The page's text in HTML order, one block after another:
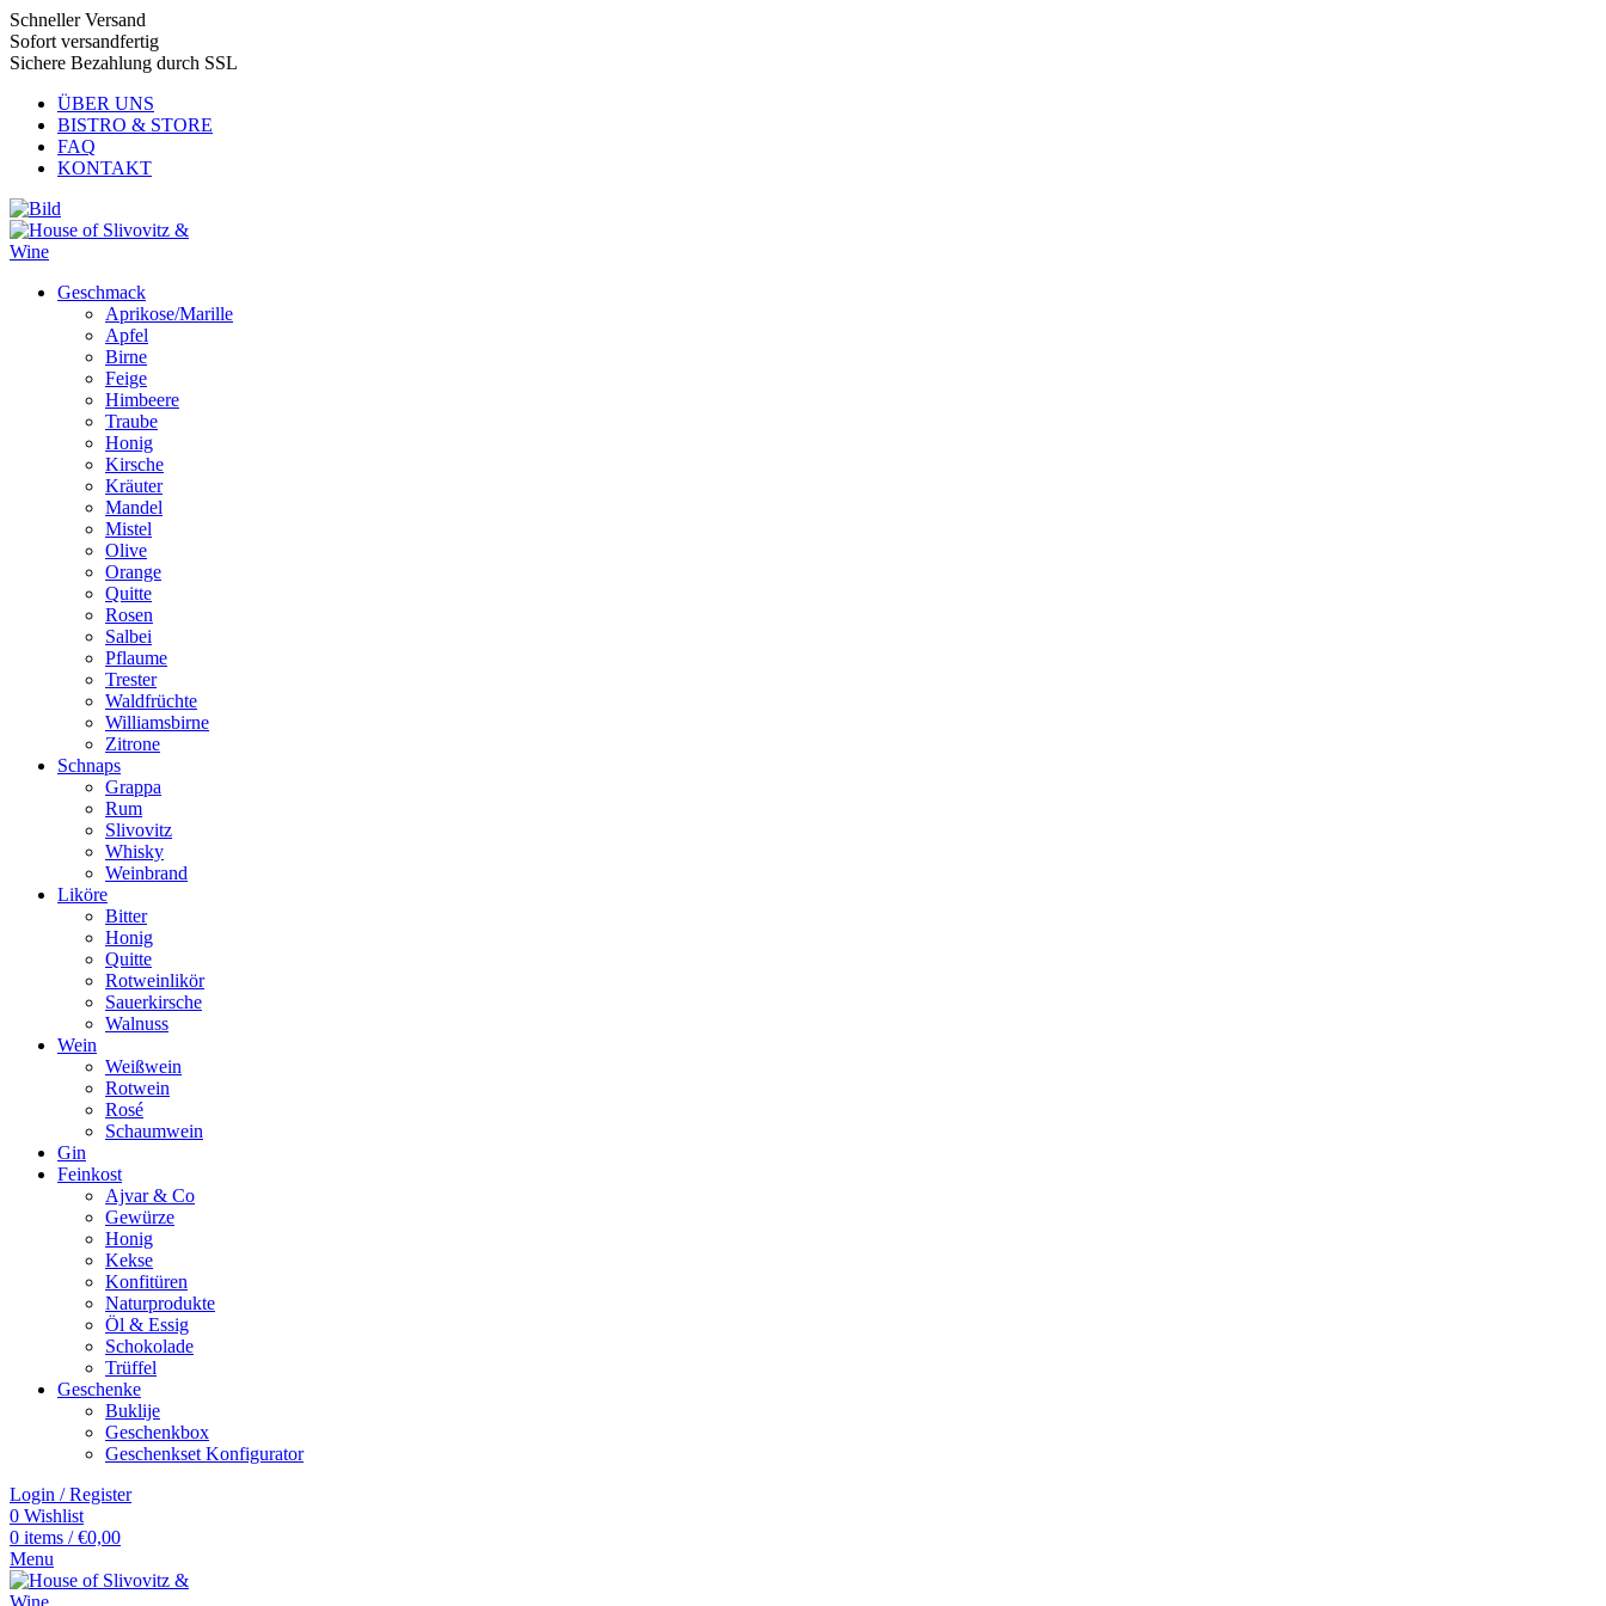
Schneller Versand
Sofort versandfertig
Sichere Bezahlung durch SSL
ÜBER UNS
BISTRO & STORE
FAQ
KONTAKT
Geschmack
Aprikose/Marille
Apfel
Birne
Feige
Himbeere
Traube
Honig
Kirsche
Kräuter
Mandel
Mistel
Olive
Orange
Quitte
Rosen
Salbei
Pflaume
Trester
Waldfrüchte
Williamsbirne
Zitrone
Schnaps
Grappa
Rum
Slivovitz
Whisky
Weinbrand
Liköre
Bitter
Honig
Quitte
Rotweinlikör
Sauerkirsche
Walnuss
Wein
Weißwein
Rotwein
Rosé
Schaumwein
Gin
Feinkost
Ajvar & Co
Gewürze
Honig
Kekse
Konfitüren
Naturprodukte
Öl & Essig
Schokolade
Trüffel
Geschenke
Buklije
Geschenkbox
Geschenkset Konfigurator
Login / Register
0 Wishlist
0 items / €0,00
Menu